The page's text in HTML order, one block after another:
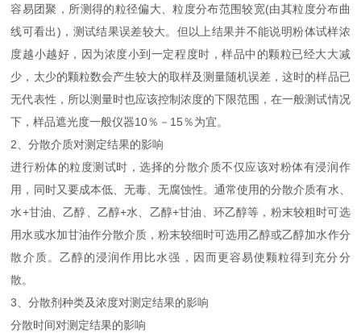
容易团聚，所测得的粒径偏大、粒度分布范围较宽(由其粒度分布曲
线可看出)，测试结果误差较大。但以上结果并不能说明粉体试样浓
度越小越好，因为浓度小到一定程度时，样品中的颗粒已经大大减
少，太少的颗粒数会产生较大的取样及测量随机误差，这时的样品已
无代表性，所以测量时也应该控制浓度的下限范围，在一般测试情况
下，样品遮光度一般仪器10％－15％为宜。
2、分散介质对测定结果的影响
进行粉体的粒度测试时，选择的分散介质不仅应该对粉体有浸润作
用，同时又要成本低、无毒、无腐蚀性。通常使用的分散介质有水、
水+甘油、乙醇、乙醇+水、乙醇+甘油、环乙醇等，粉末较粗时可选
用水或水加甘油作分散介质，粉末较细时可选用乙醇或乙醇加水作分
散介质。乙醇的浸润作用比水强，因而更容易使颗粒得到充分分
散。
3、分散剂种类及浓度对测定结果的影响
分散时间对测定结果的影响